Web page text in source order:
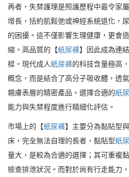
再者，失禁護理是照護歷程中最令家
增長，括約肌鬆弛或神經系統退化，
的困擾。這不僅影響生理健康，更會
縮。高品質的【紙尿褲】因此成為連
樑。現代成人紙尿褲的科技含量極高
概念，而是結合了高分子吸收體，透
親膚表層的精密產品。選擇合適的紙
能力與失禁程度進行精細化評估。
市場上的【紙尿褲】主要分為黏貼型
床，完全無法自理的長者，黏貼型紙
量大，是較為合適的選擇；其可重複
檢查排泄狀況。而對於尚有行走能力